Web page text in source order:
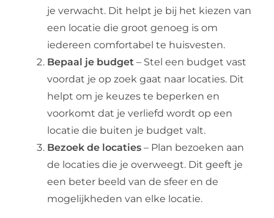
je verwacht. Dit helpt je bij het kiezen van
een locatie die groot genoeg is om
iedereen comfortabel te huisvesten.
Bepaal je budget– Stel een budget vast
voordat je op zoek gaat naar locaties. Dit
helpt om je keuzes te beperken en
voorkomt dat je verliefd wordt op een
locatie die buiten je budget valt.
Bezoek de locaties– Plan bezoeken aan
de locaties die je overweegt. Dit geeft je
een beter beeld van de sfeer en de
mogelijkheden van elke locatie.